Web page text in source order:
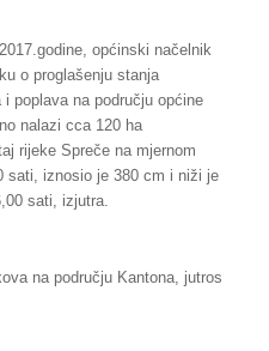
općinski načelnik
o proglašenju stanja
poplava na području općine
nalazi cca 120 ha
rijeke Spreče na mjernom
sati, iznosio je 380 cm i niži je
sati, izjutra.
na području Kantona, jutros